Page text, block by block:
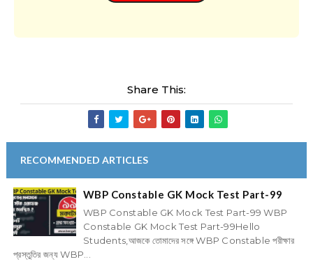
Share This:
RECOMMENDED ARTICLES
WBP Constable GK Mock Test Part-99
WBP Constable GK Mock Test Part-99 WBP
Constable GK Mock Test Part-99Hello
Students,আজকে তোমাদের সঙ্গে WBP Constable পরীক্ষার
প্রস্তুতির জন্য WBP...